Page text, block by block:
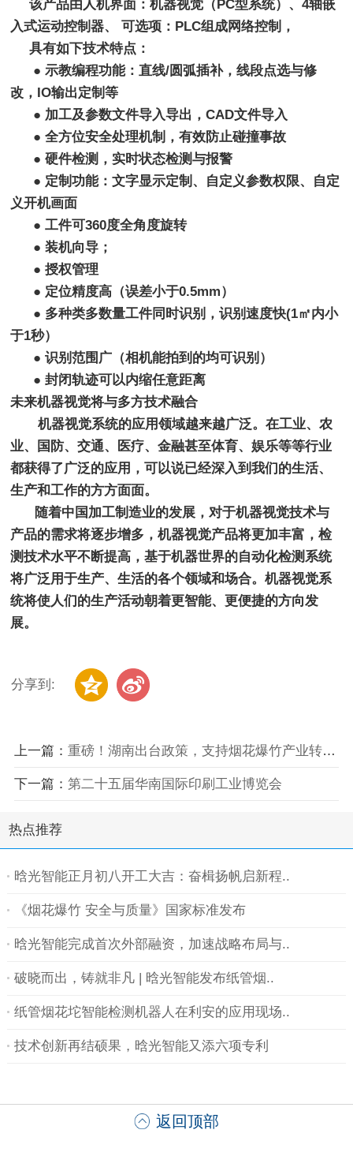
该产品由人机界面：机器视觉（PC型系统）、4轴嵌
入式运动控制器、 可选项： PLC组成网络控制，
具有如下技术特点：
● 示教编程功能：直线/圆弧插补，线段点选与修
改， IO输出定制等
● 加工及参数文件导入导出，CAD文件导入
● 全方位安全处理机制，有效防止碰撞事故
● 硬件检测，实时状态检测与报警
● 定制功能：文字显示定制、自定义参数权限、自定
义开机画面
● 工件可360度全角度旋转
● 装机向导；
● 授权管理
● 定位精度高（误差小于0.5mm）
● 多种类多数量工件同时识别，识别速度快(1㎡内小
于1秒）
● 识别范围广（相机能拍到的均可识别）
● 封闭轨迹可以内缩任意距离
未来机器视觉将与多方技术融合
机器视觉系统的应用领域越来越广泛。在工业、农
业、国防、交通、医疗、金融甚至体育、娱乐等等行业
都获得了广泛的应用，可以说已经深入到我们的生活、
生产和工作的方方面面。
随着中国加工制造业的发展，对于机器视觉技术与
产品的需求将逐步增多，机器视觉产品将更加丰富，检
测技术水平不断提高，基于机器世界的自动化检测系统
将广泛用于生产、生活的各个领域和场合。机器视觉系
统将使人们的生产活动朝着更智能、更便捷的方向发
展。
分享到:
上一篇： 重磅！湖南出台政策，支持烟花爆竹产业转型升级高质量发展！
下一篇： 第二十五届华南国际印刷工业博览会
热点推荐
晗光智能正月初八开工大吉：奋楫扬帆启新程..
《烟花爆竹 安全与质量》国家标准发布
晗光智能完成首次外部融资，加速战略布局与..
破晓而出，铸就非凡 | 晗光智能发布纸管烟..
纸管烟花坨智能检测机器人在利安的应用现场..
技术创新再结硕果，晗光智能又添六项专利
返回顶部